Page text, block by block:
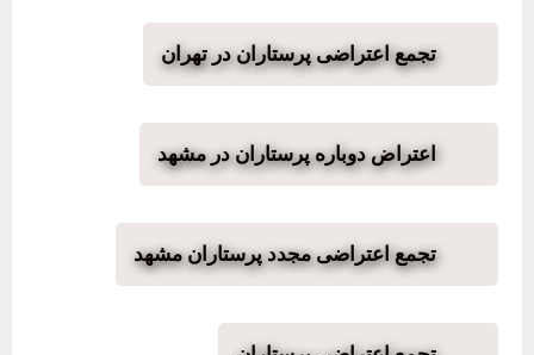
تجمع اعتراضی پرستاران در تهران
اعتراض دوباره پرستاران در مشهد
تجمع اعتراضی مجدد پرستاران مشهد